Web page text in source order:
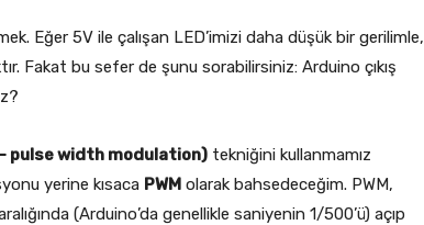
Eğer 5V ile çalışan LED’imizi daha düşük bir gerilimle,
Fakat bu sefer de şunu sorabilirsiniz: Arduino çıkış
– pulse width modulation) tekniğini kullanmamız
yerine kısaca PWM olarak bahsedeceğim. PWM,
(Arduino’da genellikle saniyenin 1/500’ü) açıp